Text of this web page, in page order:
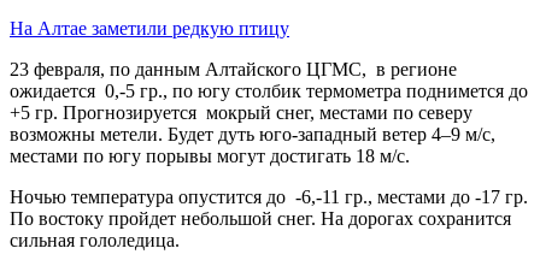
На Алтае заметили редкую птицу
23 февраля, по данным Алтайского ЦГМС, в регионе
ожидается 0,-5 гр., по югу столбик термометра поднимется до
+5 гр. Прогнозируется мокрый снег, местами по северу
возможны метели. Будет дуть юго-западный ветер 4–9 м/с,
местами по югу порывы могут достигать 18 м/с.
Ночью температура опустится до -6,-11 гр., местами до -17 гр.
По востоку пройдет небольшой снег. На дорогах сохранится
сильная гололедица.